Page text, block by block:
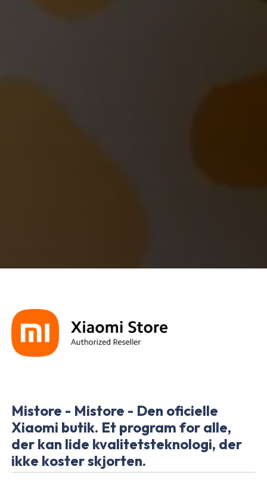
Mistore - Mistore - Den oficielle
Xiaomi butik. Et program for alle,
der kan lide kvalitetsteknologi, der
ikke koster skjorten.